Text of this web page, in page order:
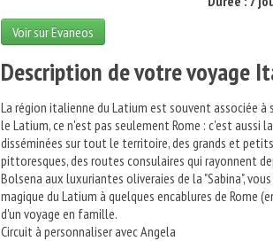
Voir sur Evaneos
Description de votre voyage
La région italienne du Latium est souvent associée
le Latium, ce n'est pas seulement Rome : c'est aussi
disséminées sur tout le territoire, des grands et
pittoresques, des routes consulaires qui rayonnent
Bolsena aux luxuriantes oliveraies de la "Sabina",
magique du Latium à quelques encablures de Rome
d'un voyage en famille.
Circuit à personnaliser avec Angela